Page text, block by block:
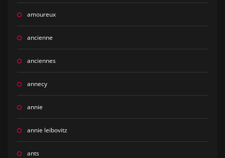
amoureux
ancienne
anciennes
annecy
annie
annie leibovitz
ants